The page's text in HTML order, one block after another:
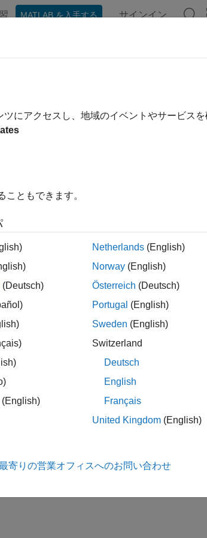
MATLAB を入手する サインイン
にアクセスし、地域のイベントやサービス
こともできます。
(Deutsch)
(English)
Netherlands (English)
Norway (English)
Österreich (Deutsch)
Portugal (English)
Sweden (English)
Switzerland
Deutsch
English
Français
United Kingdom (English)
寄りの営業オフィスへのお問い合わせ